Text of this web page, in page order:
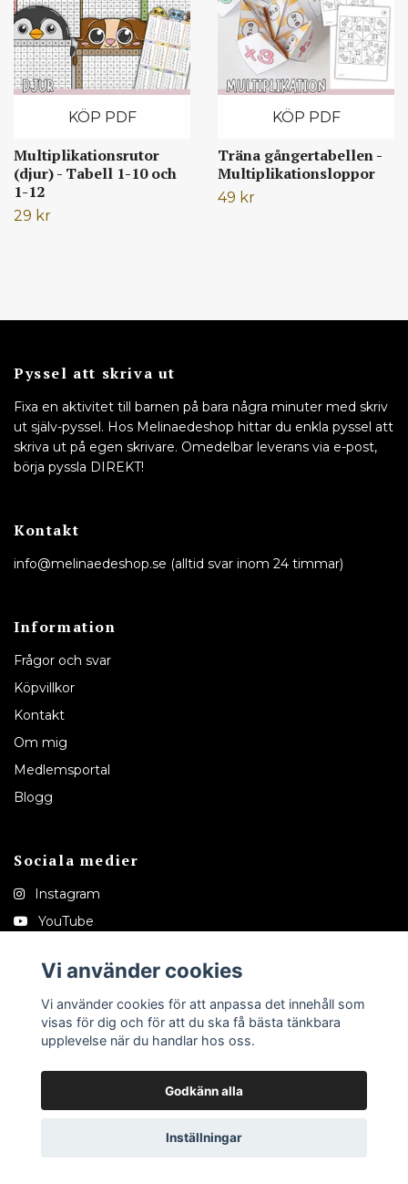
KÖP PDF
Multiplikationsrutor
(djur) - Tabell 1-10 och
1-12
29 kr
KÖP PDF
Träna gångertabellen -
Multiplikationsloppor
49 kr
Pyssel att skriva ut
Fixa en aktivitet till barnen på bara några minuter med skriv
ut själv-pyssel. Hos Melinaedeshop hittar du enkla pyssel att
skriva ut på egen skrivare. Omedelbar leverans via e-post,
börja pyssla DIREKT!
Kontakt
info@melinaedeshop.se (alltid svar inom 24 timmar)
Information
Frågor och svar
Köpvillkor
Kontakt
Om mig
Medlemsportal
Blogg
Sociala medier
Instagram
YouTube
Tiktok
© 2026 Melinaedeshop
Vi använder cookies
Vi använder cookies för att anpassa det innehåll som
visas för dig och för att du ska få bästa tänkbara
upplevelse när du handlar hos oss.
Godkänn alla
Inställningar